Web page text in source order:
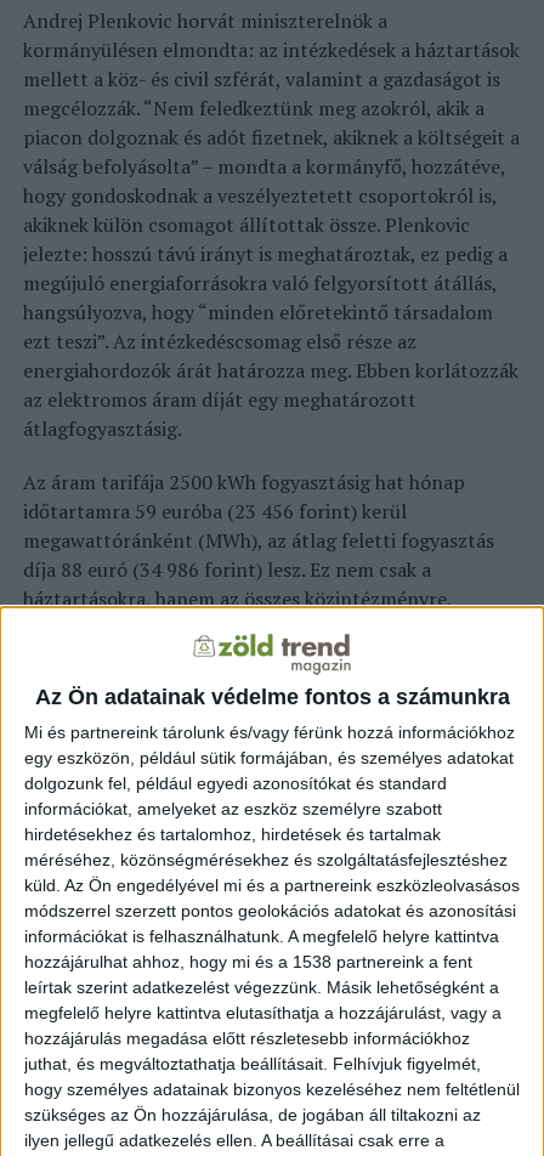
Az Ön adatainak védelme fontos a számunkra
Mi és partnereink tárolunk és/vagy férünk hozzá információkhoz
egy eszközön, például sütik formájában, és személyes adatokat
dolgozunk fel, például egyedi azonosítókat és standard
információkat, amelyeket az eszköz személyre szabott
hirdetésekhez és tartalomhoz, hirdetések és tartalmak
méréséhez, közönségmérésekhez és szolgáltatásfejlesztéshez
küld. Az Ön engedélyével mi és a partnereink eszközleolvasásos
módszerrel szerzett pontos geolokációs adatokat és azonosítási
információkat is felhasználhatunk. A megfelelő helyre kattintva
hozzájárulhat ahhoz, hogy mi és a 1538 partnereink a fent
leírtak szerint adatkezelést végezzünk. Másik lehetőségként a
megfelelő helyre kattintva elutasíthatja a hozzájárulást, vagy a
hozzájárulás megadása előtt részletesebb információkhoz
juthat, és megváltoztathatja beállításait. Felhívjuk figyelmét,
hogy személyes adatainak bizonyos kezeléséhez nem feltétlenül
szükséges az Ön hozzájárulása, de jogában áll tiltakozni az
ilyen jellegű adatkezelés ellen. A beállításai csak erre a
Andrej Plenkovic horvát miniszterelnök a
kormányülésen elmondta: az intézkedések a háztartások
mellett a köz- és civil szférát, valamint a gazdaságot is
megcélozzák. “Nem feledkeztünk meg azokról, akik a
piacon dolgoznak és adót fizetnek, akiknek a költségeit a
válság befolyásolta” – mondta a kormányfő, hozzátéve,
hogy gondoskodnak a veszélyeztetett csoportokról is,
akiknek külön csomagot állítottak össze. Plenkovic
jelezte: hosszú távú irányt is meghatároztak, ez pedig a
megújuló energiaforrásokra való felgyorsított átállás,
hangsúlyozva, hogy “minden előretekintő társadalom
ezt teszi”. Az intézkedéscsomag első része az
energiahordozók árát határozza meg. Ebben korlátozzák
az elektromos áram díját egy meghatározott
átlagfogyasztásig.
Az áram tarifája 2500 kWh fogyasztásig hat hónap
időtartamra 59 euróba (23 456 forint) kerül
megawattóránként (MWh), az átlag feletti fogyasztás
díja 88 euró (34 986 forint) lesz. Ez nem csak a
háztartásokra, hanem az összes közintézményre,
önkormányzatra, vallási intézményre, egyesületre és
kommunális vállalatra is vonatkozik – tért ki a rendelet.
A vállalkozások számára az áram tarifája 2500 kWh
euró/MWh, efelett 230 eurót kell majd fizetni. Az
intézkedés október 1-jén lép hatályba és március végéig
lesz érvényben. A gáz és a távfűtés ára 2023. április 1-
jéig nem változik a háztartások számára. Ami a
vállalkozásokat illeti, a kormány közös megoldást akar
találni az áremelkedés megállítására az Európai Unióval.
Az intézkedések második részében a kormány korlátozta
egyes alapvető élelmiszerek árát. Így egy liter olaj 15,99
kunába (846,19 forint), a 2,8 százalékos tej 7,39 kunába
(391 forint) kerül majd. A liszt kilója 5,99 (317 forint), a
cukoré 7,99 (422,83 forint), az egész csirkéé, a sertés
tarjáé és lapockáé 24,99 (1322,47 forint), a vegyes
darálthúsé (marha és sertés) 32,99 kunára (1745,83
forint) mérséklődik, ami átlagban 30 százalékos